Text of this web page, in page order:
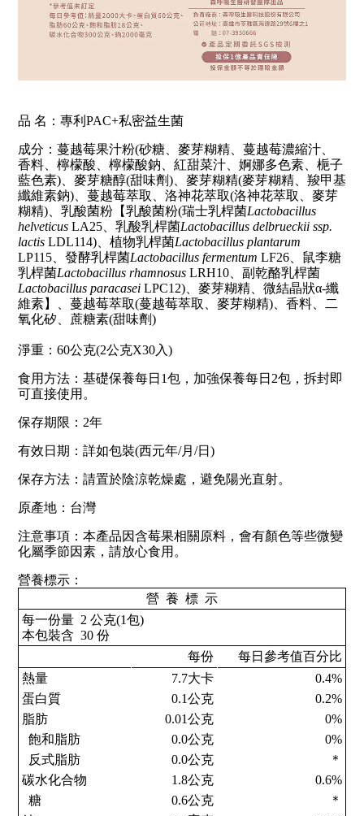
品 名：專利PAC+私密益生菌
成分：蔓越莓果汁粉(砂糖、麥芽糊精、蔓越莓濃縮汁、
香料、檸檬酸、檸檬酸鈉、紅甜菜汁、婀娜多色素、梔子
藍色素)、麥芽糖醇(甜味劑)、麥芽糊精(麥芽糊精、羧甲基
纖維素鈉)、蔓越莓萃取、洛神花萃取(洛神花萃取、麥芽
糊精)、乳酸菌粉【乳酸菌粉(瑞士乳桿菌Lactobacillus
helveticus LA25、乳酸乳桿菌Lactobacillus delbrueckii ssp.
lactis LDL114)、植物乳桿菌Lactobacillus plantarum
LP115、發酵乳桿菌Lactobacillus fermentum LF26、鼠李糖
乳桿菌Lactobacillus rhamnosus LRH10、副乾酪乳桿菌
Lactobacillus paracasei LPC12)、麥芽糊精、微結晶狀α-纖
維素】、蔓越莓萃取(蔓越莓萃取、麥芽糊精)、香料、二
氧化矽、蔗糖素(甜味劑)
淨重：60公克(2公克X30入)
食用方法：基礎保養每日1包，加強保養每日2包，拆封即
可直接使用。
保存期限：2年
有效日期：詳如包裝(西元年/月/日)
保存方法：請置於陰涼乾燥處，避免陽光直射。
原產地：台灣
注意事項：本產品因含莓果相關原料，會有顏色等些微變
化屬季節因素，請放心食用。
營養標示：
營  養  標  示
每一份量  2 公克(1包)
本包裝含  30 份
每份
每日參考值百分比
熱量
7.7大卡
0.4%
蛋白質
0.1公克
0.2%
脂肪
0.01公克
0%
飽和脂肪
0.0公克
0%
反式脂肪
0.0公克
＊
碳水化合物
1.8公克
0.6%
糖
0.6公克
＊